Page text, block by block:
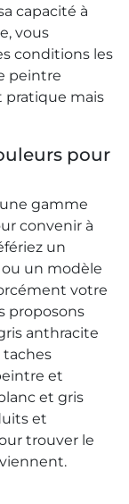
capacité à
vous
conditions les
peintre
pratique mais
pour
gamme
convenir à
un
un modèle
votre
proposons
anthracite
taches
et
et gris
et
trouver le